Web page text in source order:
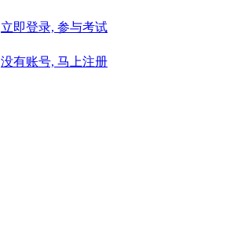
立即登录, 参与考试
没有账号, 马上注册